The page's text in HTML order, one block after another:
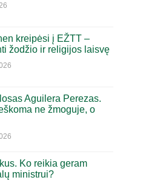
kreipėsi į EŽTT –
žodžio ir religijos laisvę
Aguilera Perezas.
ne žmoguje, o
Ko reikia geram
ministrui?